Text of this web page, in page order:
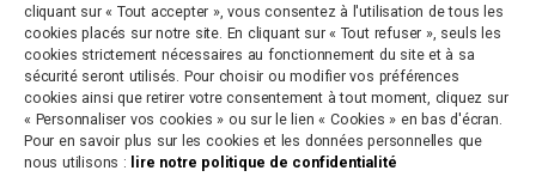
CONTACT PARTENARIATS
OFFRES D’EMPLOI
PLAN DU SITE
MENTIONS LÉGALES
Antenne de Paulhan
cliquant sur « Tout accepter », vous consentez à l'utilisation de tous les
cookies placés sur notre site. En cliquant sur « Tout refuser », seuls les
cookies strictement nécessaires au fonctionnement du site et à sa
sécurité seront utilisés. Pour choisir ou modifier vos préférences
cookies ainsi que retirer votre consentement à tout moment, cliquez sur
« Personnaliser vos cookies » ou sur le lien « Cookies » en bas d'écran.
Pour en savoir plus sur les cookies et les données personnelles que
nous utilisons : lire notre politique de confidentialité